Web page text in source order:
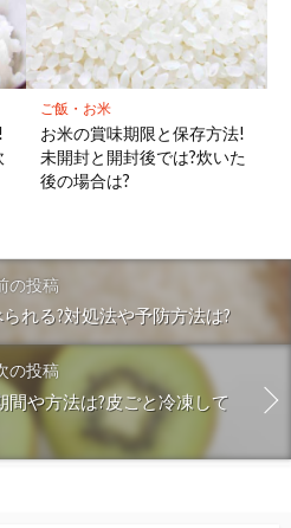
ご飯・お米
お米の賞味期限と保存方法!
未開封と開封後では?炊いた
後の場合は?
の投稿
れる?対処法や予防方法は?
の投稿
間や方法は?皮ごと冷凍して